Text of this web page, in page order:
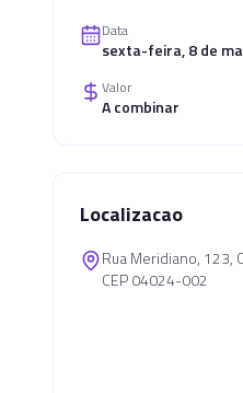
Data
sexta-feira, 8 de
Valor
A combinar
Localizacao
Rua Meridiano, 123,
CEP 04024-002